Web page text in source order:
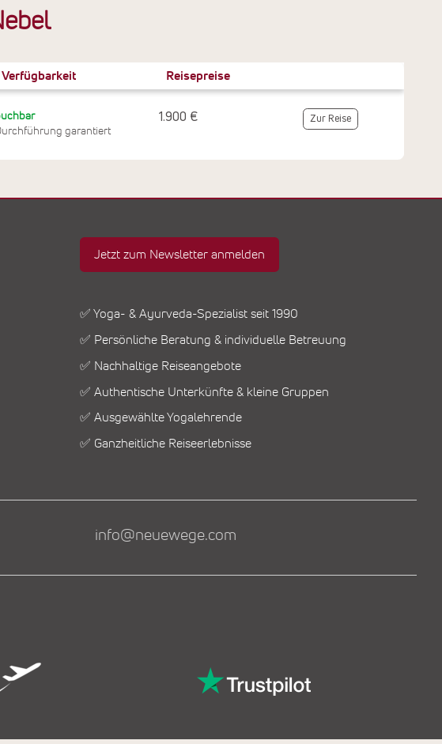
Verfügbarkeit Reisepreise
garantiert
1.900 € Zur Reise
Jetzt zum Newsletter anmelden
✅ Yoga- & Ayurveda-Spezialist seit 1990
✅ Persönliche Beratung & individuelle Betreuung
✅ Nachhaltige Reiseangebote
✅ Authentische Unterkünfte & kleine Gruppen
✅ Ausgewählte Yogalehrende
✅ Ganzheitliche Reiseerlebnisse
info@neuewege.com